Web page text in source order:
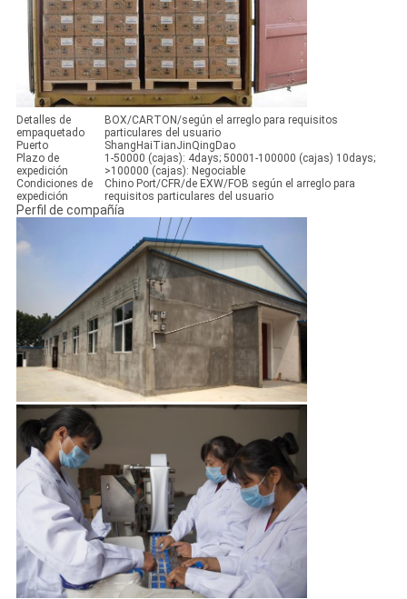
Detalles de
empaquetado
BOX/CARTON/según el arreglo para requisitos
particulares del usuario
Puerto
ShangHaiTianJinQingDao
Plazo de
expedición
1-50000 (cajas): 4days; 50001-100000 (cajas) 10days;
>100000 (cajas): Negociable
Condiciones de
expedición
Chino Port/CFR/de EXW/FOB según el arreglo para
requisitos particulares del usuario
Perfil de compañía